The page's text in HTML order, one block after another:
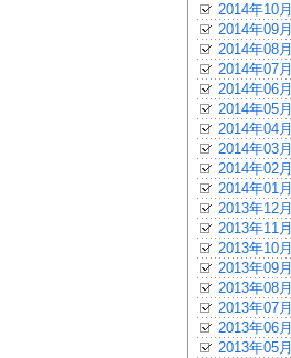
2014年10月
2014年09月
2014年08月
2014年07月
2014年06月
2014年05月
2014年04月
2014年03月
2014年02月
2014年01月
2013年12月
2013年11月
2013年10月
2013年09月
2013年08月
2013年07月
2013年06月
2013年05月